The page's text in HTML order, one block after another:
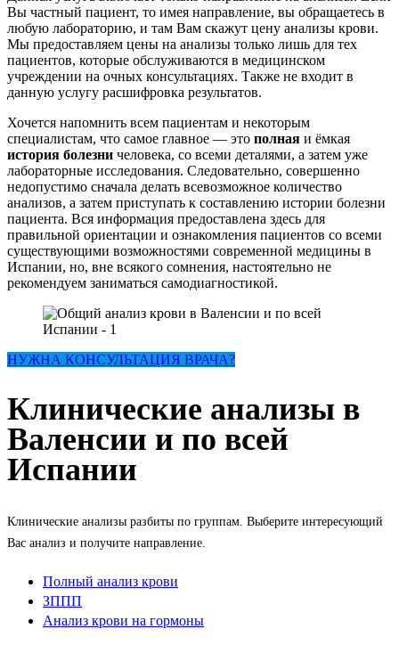
Вы частный пациент, то имея направление, вы обращаетесь в
любую лабораторию, и там Вам скажут цену анализы крови.
Мы предоставляем цены на анализы только лишь для тех
пациентов, которые обслуживаются в медицинском
учреждении на очных консультациях. Также не входит в
данную услугу расшифровка результатов.
Хочется напомнить всем пациентам и некоторым
специалистам, что самое главное — это полная и ёмкая
история болезни человека, со всеми деталями, а затем уже
лабораторные исследования. Следовательно, совершенно
недопустимо сначала делать всевозможное количество
анализов, а затем приступать к составлению истории болезни
пациента. Вся информация предоставлена здесь для
правильной ориентации и ознакомления пациентов со всеми
существующими возможностями современной медицины в
Испании, но, вне всякого сомнения, настоятельно не
рекомендуем заниматься самодиагностикой.
НУЖНА КОНСУЛЬТАЦИЯ ВРАЧА?
Клинические анализы в
Валенсии и по всей
Испании
Клинические анализы разбиты по группам. Выберите интересующий
Вас анализ и получите направление.
Полный анализ крови
ЗППП
Анализ крови на гормоны